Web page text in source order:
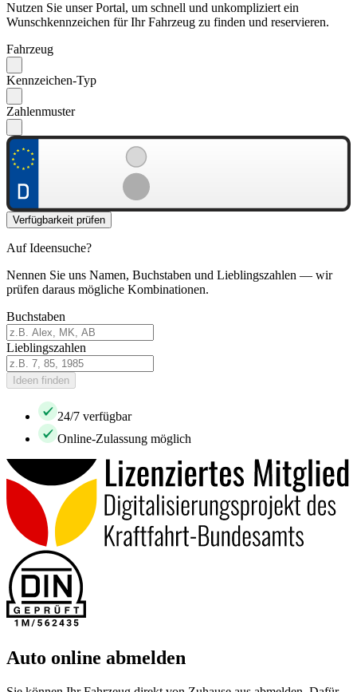
Nutzen Sie unser Portal, um schnell und unkompliziert ein
Wunschkennzeichen für Ihr Fahrzeug zu finden und reservieren.
Fahrzeug
Kennzeichen-Typ
Zahlenmuster
Verfügbarkeit prüfen
Auf Ideensuche?
Nennen Sie uns Namen, Buchstaben und Lieblingszahlen — wir
prüfen daraus mögliche Kombinationen.
Buchstaben
Lieblingszahlen
Ideen finden
24/7 verfügbar
Online-Zulassung möglich
Auto online abmelden